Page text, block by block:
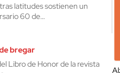
latitudes sostienen un
60 de…
bregar
Libro de Honor de la revista